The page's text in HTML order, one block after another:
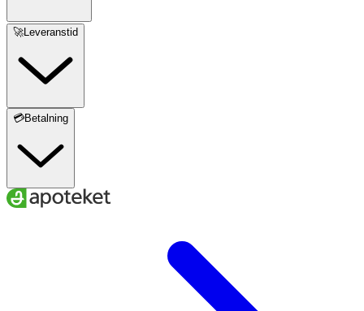
🚀Leveranstid
💳Betalning